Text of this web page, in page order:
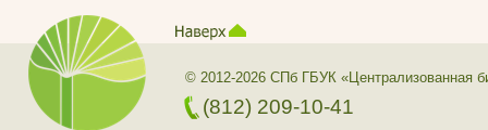
© 2012-2026 СПб ГБУК «Централизованная
(812) 209-10-41